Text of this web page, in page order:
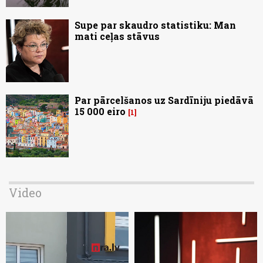
Supe par skaudro statistiku: Man
mati ceļas stāvus
Par pārcelšanos uz Sardīniju piedāvā
15 000 eiro
1
Video